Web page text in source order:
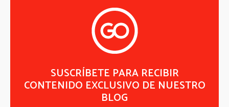
SUSCRÍBETE PARA RECIBIR
CONTENIDO EXCLUSIVO DE NUESTRO
BLOG